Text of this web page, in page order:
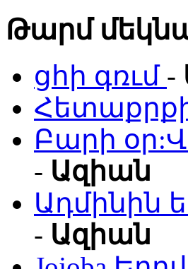
Թարմ
ցհի գռւմ -
Բարի
- Ազիան
Ադմինին
- Ազիան